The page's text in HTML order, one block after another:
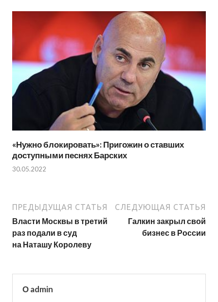
«Нужно блокировать»: Пригожин о ставших
доступными песнях Барских
30.05.2022
ПРЕДЫДУЩАЯ СТАТЬЯ
Власти Москвы в третий
раз подали в суд
на Наташу Королеву
СЛЕДУЮЩАЯ СТАТЬЯ
Галкин закрыл свой
бизнес в России
О admin